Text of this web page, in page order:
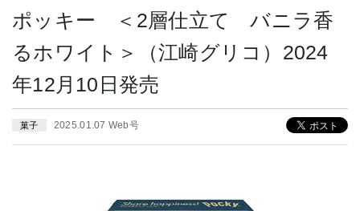
ポッキー ＜2層仕立て バニラ香
るホワイト＞（江崎グリコ）2024
年12月10日発売
菓子 2025.01.07 Web号